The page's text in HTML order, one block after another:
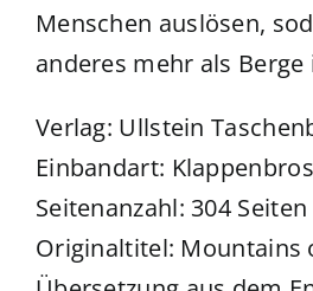
Menschen auslösen,
anderes mehr als
Verlag: Ullstein
Einbandart:
Seitenanzahl: 304 Seiten
Originaltitel: Mountains